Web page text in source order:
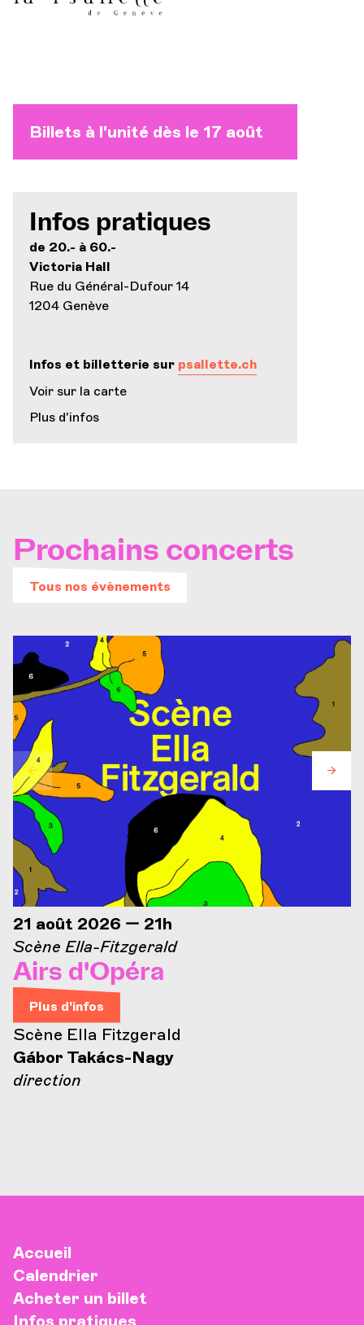
Billets à l'unité dès le 17 août
Infos pratiques
de 20.- à 60.-
Victoria Hall
Rue du Général-Dufour 14
1204 Genève
Infos et billetterie sur psallette.ch
Voir sur la carte
Plus d'infos
Prochains concerts
Tous nos évènements
21 août 2026 — 21h
Scène Ella-Fitzgerald
Airs d'Opéra
Plus d'infos
Scène Ella Fitzgerald
Gábor Takács-Nagy
direction
Accueil
Calendrier
Acheter un billet
Infos pratiques